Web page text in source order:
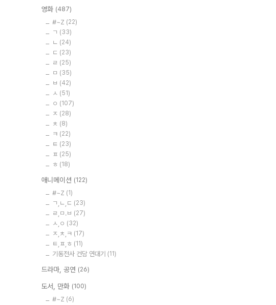
영화 (487)
#~Z (22)
ㄱ (33)
ㄴ (24)
ㄷ (23)
ㄹ (25)
ㅁ (35)
ㅂ (42)
ㅅ (51)
ㅇ (107)
ㅈ (28)
ㅊ (8)
ㅋ (22)
ㅌ (23)
ㅍ (25)
ㅎ (18)
애니메이션 (122)
#~Z (1)
ㄱ,ㄴ,ㄷ (23)
ㄹ,ㅁ.ㅂ (27)
ㅅ,ㅇ (32)
ㅈ,ㅊ,ㅋ (17)
ㅌ,ㅍ,ㅎ (11)
기동전사 건담 연대기 (11)
드라마, 공연 (26)
도서, 만화 (100)
#~Z (6)